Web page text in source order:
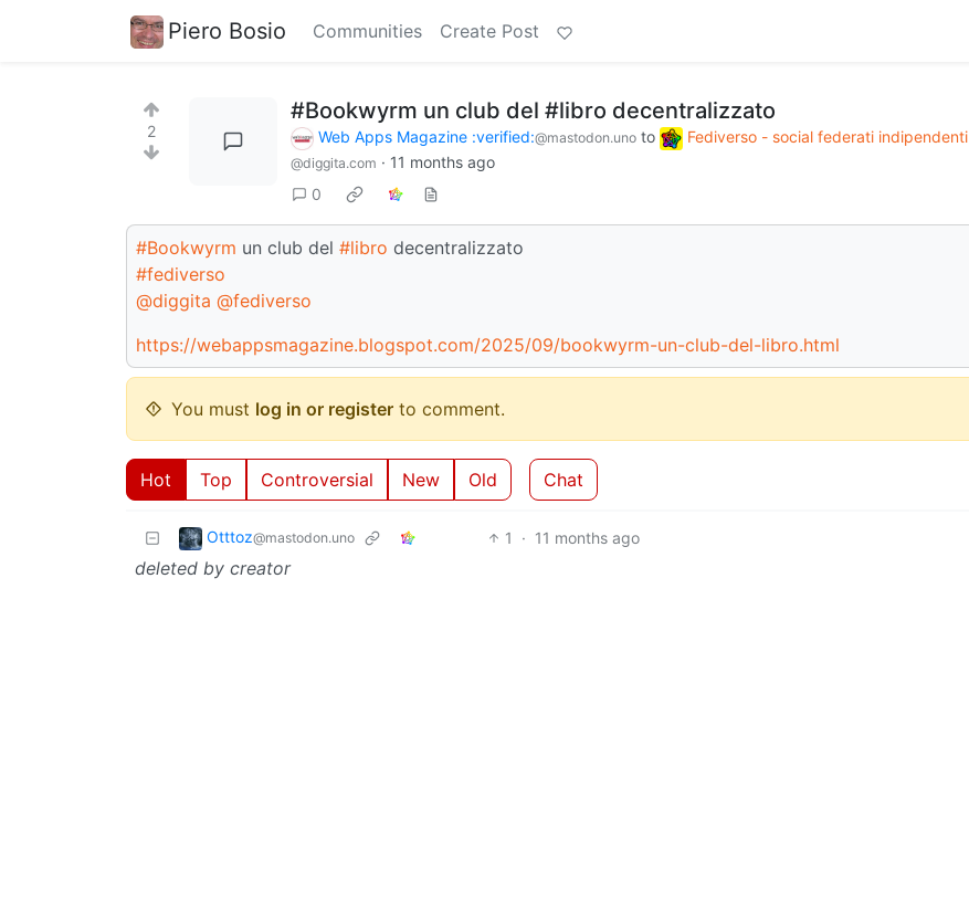
Piero Bosio Communities Create Post
2
#Bookwyrm un club del #libro decentralizzato
Web Apps Magazine :verified:@mastodon.uno to Fediverso - social federati indipendenti
@diggita.com · 11 months ago
0
#Bookwyrm un club del #libro decentralizzato
#fediverso
@diggita @fediverso
https://webappsmagazine.blogspot.com/2025/09/bookwyrm-un-club-del-libro.html
You must log in or register to comment.
Hot Top Controversial New Old Chat
Otttoz@mastodon.uno 1 · 11 months ago
deleted by creator